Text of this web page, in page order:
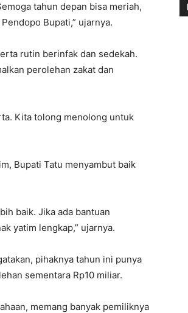
tahun depan bisa meriah,
Bupati,” ujarnya.
rutin berinfak dan sedekah.
perolehan zakat dan
Kita tolong menolong untuk
Bupati Tatu menyambut baik
baik. Jika ada bantuan
yatim lengkap,” ujarnya.
pihaknya tahun ini punya
sementara Rp10 miliar.
memang banyak pemiliknya